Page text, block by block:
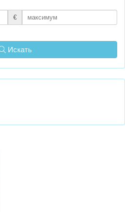
€
Искать